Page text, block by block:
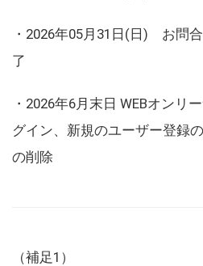
・2026年05月31日(日) お問
了
・2026年6月末日 WEBオンリ
グイン、新規のユーザー登録
の削除
（補足1）